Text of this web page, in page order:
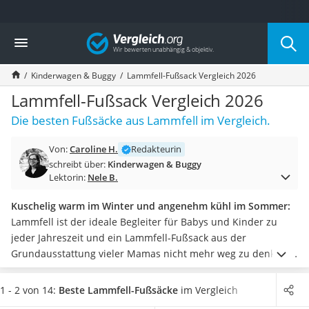
Die beliebtesten Vergleiche nach Kategorie
Kind & Baby
Babyphone mit 2 Kameras
Walkie-Talkie Kinder
Kindermatratzen
Babywippe
Rollschuhe für Kinder
Laufrad
Kinderschubkarre
Kinderuhr
Babyphone
Treppenschutzgitter
Kindersitz ab 4 Jahren
Kinderroller 3 Räder
Ferngesteuertes Auto
Vergleich
Kinderwagen & Buggy Lammfell-Fußsack Vergleich 2026
Lammfell-Fußsack Vergleich 2026
Die besten Fußsäcke aus Lammfell im Vergleich.
Von:Caroline H.
Redakteurin
schreibt über: Kinderwagen & Buggy
Lektorin: Nele B.
Kuschelig warm im Winter und angenehm kühl im Sommer:
Lammfell ist der ideale Begleiter für Babys und Kinder zu
jeder Jahreszeit und ein Lammfell-Fußsack aus der
Grundausstattung vieler Mamas nicht mehr weg zu denken.
Die kuscheligen Fußsäcke für denKinderwagengibt es in
vielen Versionen und Farben unddie meisten Modelle sind
1 - 2 von 14: Beste Lammfell-Fußsäcke im Vergleich